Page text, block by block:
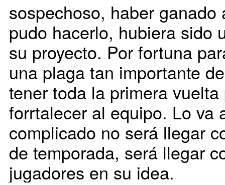
sospechoso, haber ganado
pudo hacerlo, hubiera sido
su proyecto. Por fortuna
una plaga tan importante
tener toda la primera
forrtalecer al equipo. Lo va
complicado no será llegar
de temporada, será llegar
jugadores en su idea.